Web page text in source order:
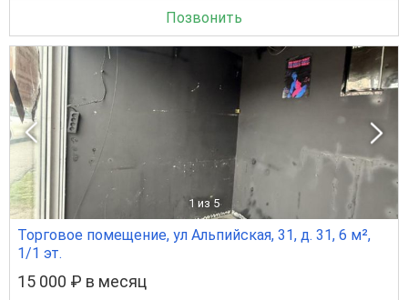
Позвонить
1 из 5
Торговое помещение, ул Альпийская, 31, д. 31, 6 м²,
1/1 эт.
15 000 ₽ в месяц